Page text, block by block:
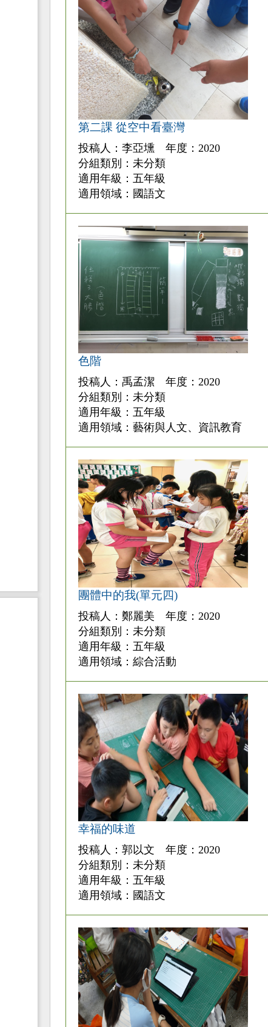
第二課 從空中看臺灣
投稿人：李亞壎 年度：2020
分組類別：未分類
適用年級：五年級
適用領域：國語文
色階
投稿人：禹孟潔 年度：2020
分組類別：未分類
適用年級：五年級
適用領域：藝術與人文、資訊教育
團體中的我(單元四)
投稿人：鄭麗美 年度：2020
分組類別：未分類
適用年級：五年級
適用領域：綜合活動
幸福的味道
投稿人：郭以文 年度：2020
分組類別：未分類
適用年級：五年級
適用領域：國語文